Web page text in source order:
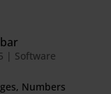
| Software
Numbers